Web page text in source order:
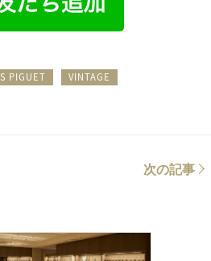
PIGUET VINTAGE
次の記事